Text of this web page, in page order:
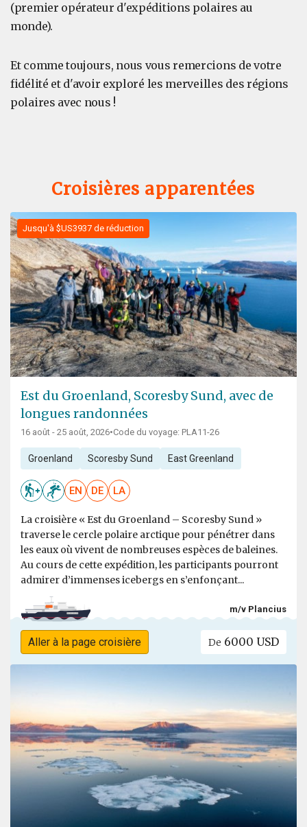
(premier opérateur d'expéditions polaires au
monde).
Et comme toujours, nous vous remercions de votre
fidélité et d'avoir exploré les merveilles des régions
polaires avec nous !
Croisières apparentées
Jusqu'à $US3937 de réduction
Est du Groenland, Scoresby Sund, avec de
longues randonnées
16 août - 25 août, 2026•Code du voyage: PLA11-26
Groenland Scoresby Sund East Greenland
EN DE LA
La croisière « Est du Groenland – Scoresby Sund »
traverse le cercle polaire arctique pour pénétrer dans
les eaux où vivent de nombreuses espèces de baleines.
Au cours de cette expédition, les participants pourront
admirer d’immenses icebergs en s’enfonçant...
m/v Plancius
Aller à la page croisière De 6000 USD